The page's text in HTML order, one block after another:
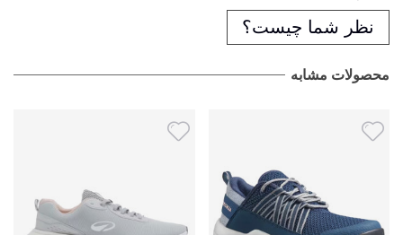
نظر شما چیست؟
محصولات مشابه